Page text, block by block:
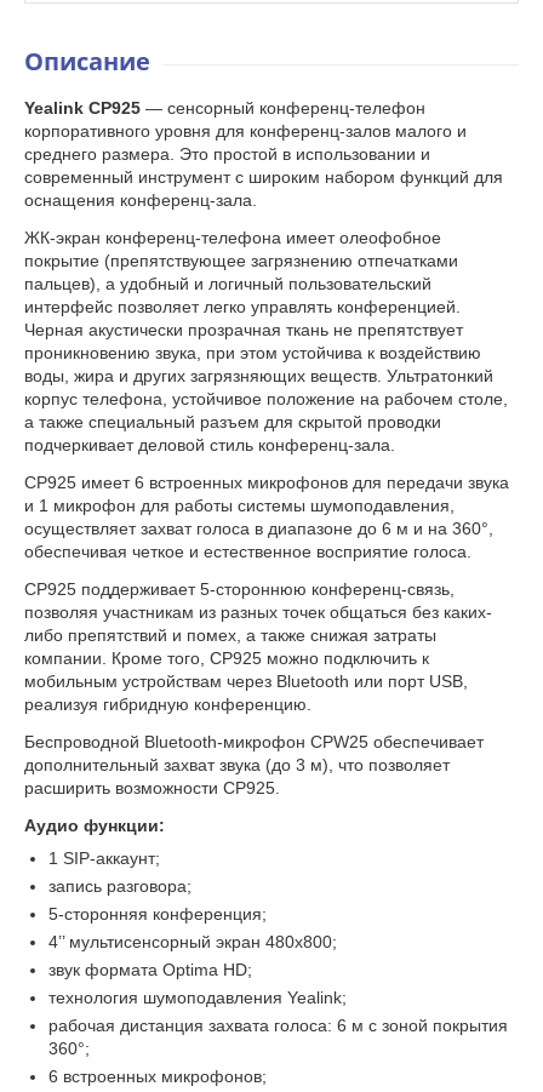
Описание
Yealink CP925 — сенсорный конференц-телефон
корпоративного уровня для конференц-залов малого и
среднего размера. Это простой в использовании и
современный инструмент с широким набором функций для
оснащения конференц-зала.
ЖК-экран конференц-телефона имеет олеофобное
покрытие (препятствующее загрязнению отпечатками
пальцев), а удобный и логичный пользовательский
интерфейс позволяет легко управлять конференцией.
Черная акустически прозрачная ткань не препятствует
проникновению звука, при этом устойчива к воздействию
воды, жира и других загрязняющих веществ. Ультратонкий
корпус телефона, устойчивое положение на рабочем столе,
а также специальный разъем для скрытой проводки
подчеркивает деловой стиль конференц-зала.
CP925 имеет 6 встроенных микрофонов для передачи звука
и 1 микрофон для работы системы шумоподавления,
осуществляет захват голоса в диапазоне до 6 м и на 360°,
обеспечивая четкое и естественное восприятие голоса.
CP925 поддерживает 5-стороннюю конференц-связь,
позволяя участникам из разных точек общаться без каких-
либо препятствий и помех, а также снижая затраты
компании. Кроме того, CP925 можно подключить к
мобильным устройствам через Bluetooth или порт USB,
реализуя гибридную конференцию.
Беспроводной Bluetooth-микрофон CPW25 обеспечивает
дополнительный захват звука (до 3 м), что позволяет
расширить возможности CP925.
Аудио функции:
1 SIP-аккаунт;
запись разговора;
5-сторонняя конференция;
4’’ мультисенсорный экран 480x800;
звук формата Optima HD;
технология шумоподавления Yealink;
рабочая дистанция захвата голоса: 6 м с зоной покрытия
360°;
6 встроенных микрофонов;